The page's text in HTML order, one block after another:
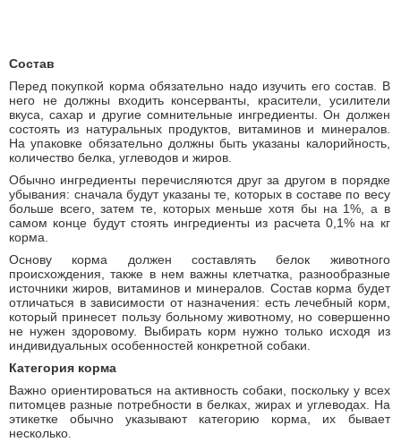
Состав
Перед покупкой корма обязательно надо изучить его состав. В
него не должны входить консерванты, красители, усилители
вкуса, сахар и другие сомнительные ингредиенты. Он должен
состоять из натуральных продуктов, витаминов и минералов.
На упаковке обязательно должны быть указаны калорийность,
количество белка, углеводов и жиров.
Обычно ингредиенты перечисляются друг за другом в порядке
убывания: сначала будут указаны те, которых в составе по весу
больше всего, затем те, которых меньше хотя бы на 1%, а в
самом конце будут стоять ингредиенты из расчета 0,1% на кг
корма.
Основу корма должен составлять белок животного
происхождения, также в нем важны клетчатка, разнообразные
источники жиров, витаминов и минералов. Состав корма будет
отличаться в зависимости от назначения: есть лечебный корм,
который принесет пользу больному животному, но совершенно
не нужен здоровому. Выбирать корм нужно только исходя из
индивидуальных особенностей конкретной собаки.
Категория корма
Важно ориентироваться на активность собаки, поскольку у всех
питомцев разные потребности в белках, жирах и углеводах. На
этикетке обычно указывают категорию корма, их бывает
несколько.